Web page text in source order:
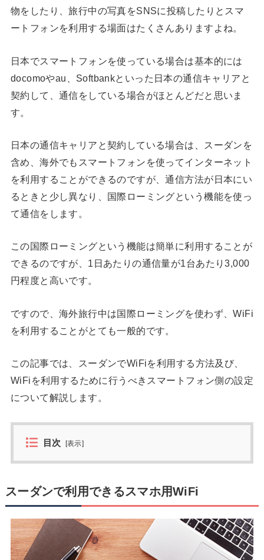
物をしたり、旅行中の写真をSNSに投稿したりとスマ
ートフォンを利用する場面はたくさんありますよね。
日本でスマートフォンを使っている場合は基本的には
docomoやau、Softbankといった日本の通信キャリアと
契約して、通信をしている場合がほとんどだと思いま
す。
日本の通信キャリアと契約している場合は、スーダンを
含め、海外でもスマートフォンを使ってインターネット
を利用することができるのですが、通信方法が日本にい
るときと少し異なり、国際ローミングという機能を使っ
て通信をします。
この国際ローミングという機能は簡単に利用することが
できるのですが、1日あたりの通信量が1台あたり3,000
円程度と高いです。
ですので、海外旅行中は国際ローミングを使わず、WiFi
を利用することがとても一般的です。
この記事では、スーダンでWiFiを利用する方法及び、
WiFiを利用するために行うべきスマートフォン側の設定
について解説します。
目次 [表示]
スーダンで利用できるスマホ用WiFi